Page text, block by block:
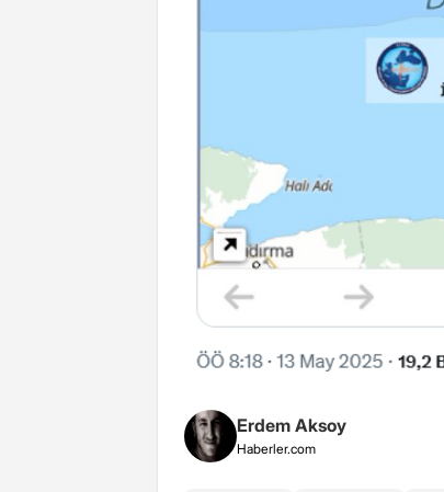
Erdem Aksoy
Haberler.com